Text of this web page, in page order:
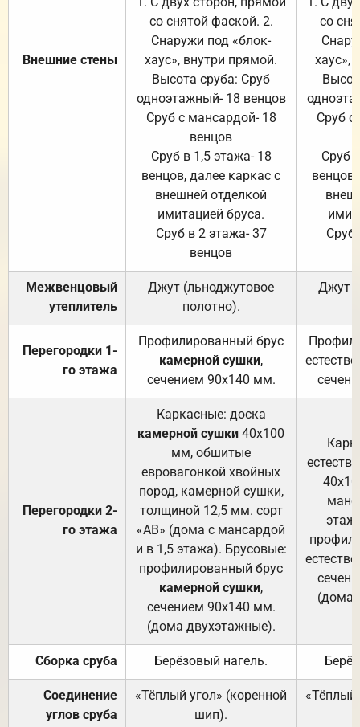
Внешние стены
со снятой фаской. 2.
Снаружи под «блок-
хаус», внутри прямой.
Высота сруба: Сруб
одноэтажный- 18 венцов
Сруб с мансардой- 18
венцов
Сруб в 1,5 этажа- 18
венцов, далее каркас с
внешней отделкой
имитацией бруса.
Сруб в 2 этажа- 37
венцов
со
хаус»,
Сруб с
Сруб
Сруб
Межвенцовый
утеплитель
Джут (льноджутовое
полотно).
Джут
Перегородки 1-
го этажа
Профилированный брус
камерной сушки,
сечением 90х140 мм.
Перегородки 2-
го этажа
Каркасные: доска
камерной сушки 40х100
мм, обшитые
евровагонкой хвойных
пород, камерной сушки,
толщиной 12,5 мм. сорт
«АВ» (дома с мансардой
и в 1,5 этажа). Брусовые:
профилированный брус
камерной сушки,
сечением 90х140 мм.
(дома двухэтажные).
(дома
Сборка сруба Берёзовый нагель.
Соединение
углов сруба
«Тёплый угол» (коренной
шип).
«Тёплый